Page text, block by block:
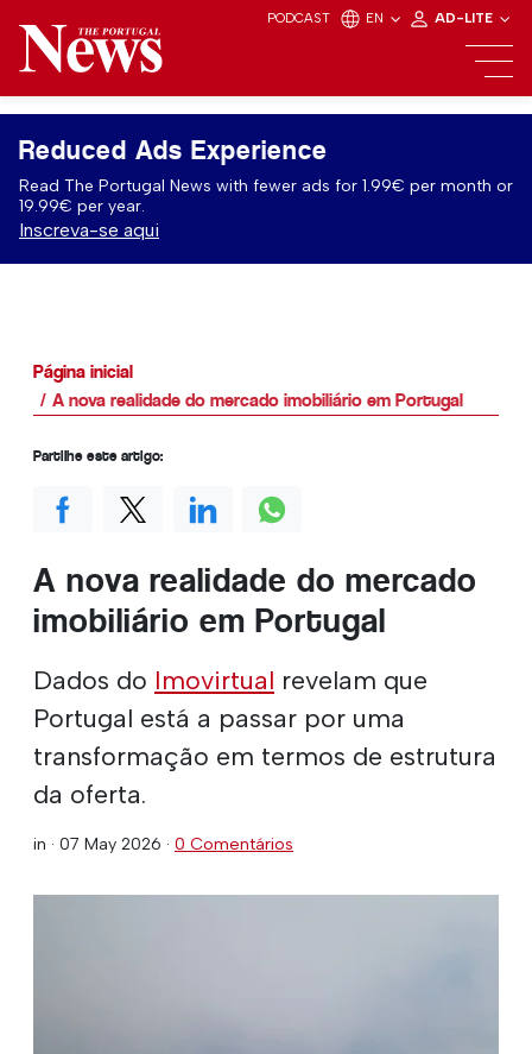
PODCAST EN AD-LITE
Reduced Ads Experience
Read The Portugal News with fewer ads for 1.99€ per month or
19.99€ per year.
Inscreva-se aqui
Página inicial
A nova realidade do mercado imobiliário em Portugal
A nova realidade do mercado
imobiliário em Portugal
Dados do Imovirtual revelam que
Portugal está a passar por uma
transformação em termos de estrutura
da oferta.
in · 07 May 2026 · 0 Comentários
Partilhe este artigo: